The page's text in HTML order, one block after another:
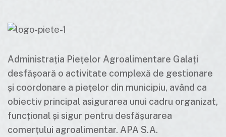
Administrația Piețelor Agroalimentare Galați
desfășoară o activitate complexă de gestionare
și coordonare a piețelor din municipiu, având ca
obiectiv principal asigurarea unui cadru organizat,
funcțional și sigur pentru desfășurarea
comerțului agroalimentar. APA S.A.